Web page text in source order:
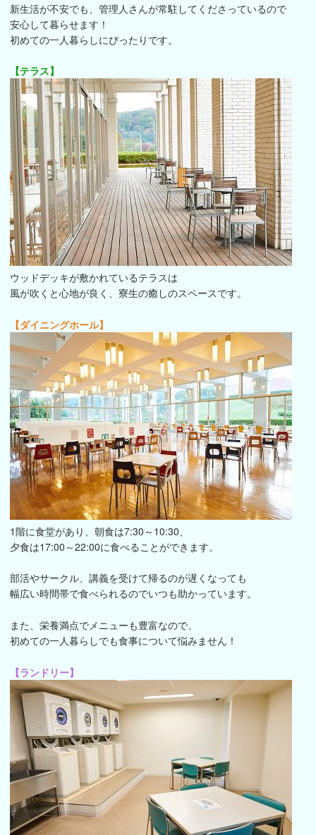
新生活が不安でも、管理人さんが常駐してくださっているので
安心して暮らせます！
初めての一人暮らしにぴったりです。
【テラス】
ウッドデッキが敷かれているテラスは
風が吹くと心地が良く、寮生の癒しのスペースです。
【ダイニングホール】
1階に食堂があり、朝食は7:30～10:30、
夕食は17:00～22:00に食べることができます。
部活やサークル、講義を受けて帰るのが遅くなっても
幅広い時間帯で食べられるのでいつも助かっています。
また、栄養満点でメニューも豊富なので、
初めての一人暮らしでも食事について悩みません！
【ランドリー】